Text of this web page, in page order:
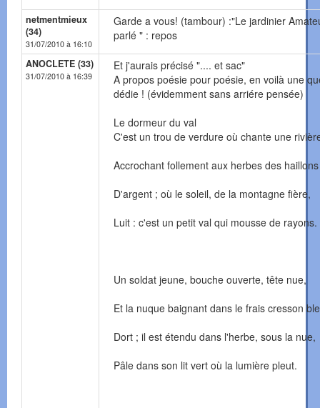
netmentmieux
(34)
31/07/2010 à 16:10
Garde a vous! (tambour) :"Le jardinier
parlé " : repos
ANOCLETE (33)
31/07/2010 à 16:39
Et j'aurais précisé ".... et sac"
A propos poésie pour poésie, en voilà une
dédie ! (évidemment sans arriére pensée)
Le dormeur du val
C'est un trou de verdure où chante une
Accrochant follement aux herbes des haillons
D'argent ; où le soleil, de la montagne fière,
Luit : c'est un petit val qui mousse de rayons.
Un soldat jeune, bouche ouverte, tête nue,
Et la nuque baignant dans le frais cresson
Dort ; il est étendu dans l'herbe, sous la nue,
Pâle dans son lit vert où la lumière pleut.